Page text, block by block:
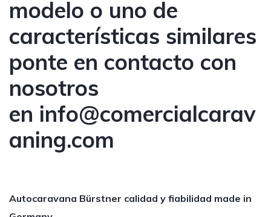
modelo o uno de
características similares
ponte en contacto con
nosotros
en info@comercialcarav
aning.com
Autocaravana Bürstner calidad y fiabilidad made in